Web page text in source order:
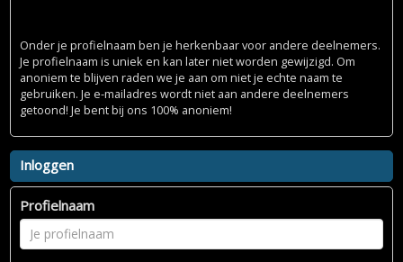
Onder je profielnaam ben je herkenbaar voor andere deelnemers.
Je profielnaam is uniek en kan later niet worden gewijzigd. Om
anoniem te blijven raden we je aan om niet je echte naam te
gebruiken. Je e-mailadres wordt niet aan andere deelnemers
getoond! Je bent bij ons 100% anoniem!
Inloggen
Profielnaam